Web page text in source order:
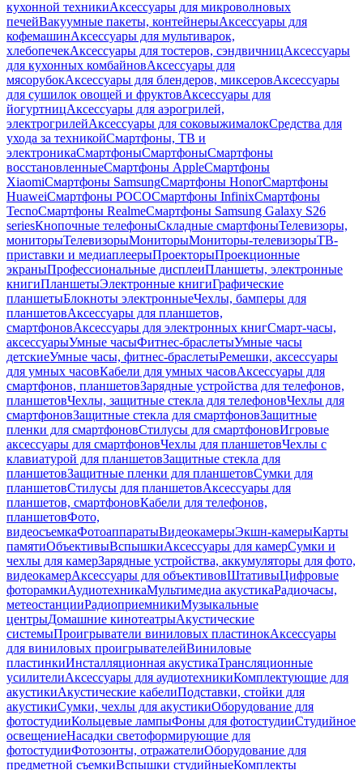
кухонной техникиАксессуары для микроволновых
печейВакуумные пакеты, контейнерыАксессуары для
кофемашинАксессуары для мультиварок,
хлебопечекАксессуары для тостеров, сэндвичницАксессуары
для кухонных комбайновАксессуары для
мясорубокАксессуары для блендеров, миксеровАксессуары
для сушилок овощей и фруктовАксессуары для
йогуртницАксессуары для аэрогрилей,
электрогрилейАксессуары для соковыжималокСредства для
ухода за техникойСмартфоны, ТВ и
электроникаСмартфоныСмартфоныСмартфоны
восстановленныеСмартфоны AppleСмартфоны
XiaomiСмартфоны SamsungСмартфоны HonorСмартфоны
HuaweiСмартфоны POCOСмартфоны InfinixСмартфоны
TecnoСмартфоны RealmeСмартфоны Samsung Galaxy S26
seriesКнопочные телефоныСкладные смартфоныТелевизоры,
мониторыТелевизорыМониторыМониторы-телевизорыТВ-
приставки и медиаплеерыПроекторыПроекционные
экраныПрофессиональные дисплеиПланшеты, электронные
книгиПланшетыЭлектронные книгиГрафические
планшетыБлокноты электронныеЧехлы, бамперы для
планшетовАксессуары для планшетов,
смартфоновАксессуары для электронных книгСмарт-часы,
аксессуарыУмные часыФитнес-браслетыУмные часы
детскиеУмные часы, фитнес-браслетыРемешки, аксессуары
для умных часовКабели для умных часовАксессуары для
смартфонов, планшетовЗарядные устройства для телефонов,
планшетовЧехлы, защитные стекла для телефоновЧехлы для
смартфоновЗащитные стекла для смартфоновЗащитные
пленки для смартфоновСтилусы для смартфоновИгровые
аксессуары для смартфоновЧехлы для планшетовЧехлы с
клавиатурой для планшетовЗащитные стекла для
планшетовЗащитные пленки для планшетовСумки для
планшетовСтилусы для планшетовАксессуары для
планшетов, смартфоновКабели для телефонов,
планшетовФото,
видеосъемкаФотоаппаратыВидеокамерыЭкшн-камерыКарты
памятиОбъективыВспышкиАксессуары для камерСумки и
чехлы для камерЗарядные устройства, аккумуляторы для фото,
видеокамерАксессуары для объективовШтативыЦифровые
фоторамкиАудиотехникаМультимедиа акустикаРадиочасы,
метеостанцииРадиоприемникиМузыкальные
центрыДомашние кинотеатрыАкустические
системыПроигрыватели виниловых пластинокАксессуары
для виниловых проигрывателейВиниловые
пластинкиИнсталляционная акустикаТрансляционные
усилителиАксессуары для аудиотехникиКомплектующие для
акустикиАкустические кабелиПодставки, стойки для
акустикиСумки, чехлы для акустикиОборудование для
фотостудииКольцевые лампыФоны для фотостудииСтудийное
освещениеНасадки светоформирующие для
фотостудииФотозонты, отражателиОборудование для
предметной съемкиВспышки студийныеКомплекты